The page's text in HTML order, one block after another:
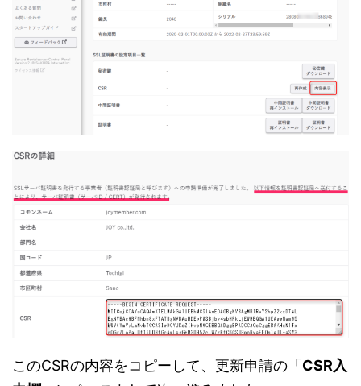
このCSRの内容をコピーして、更新申請の「CSR入